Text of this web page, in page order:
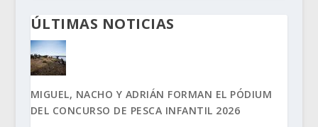
ÚLTIMAS NOTICIAS
MIGUEL, NACHO Y ADRIÁN FORMAN EL PÓDIUM
DEL CONCURSO DE PESCA INFANTIL 2026